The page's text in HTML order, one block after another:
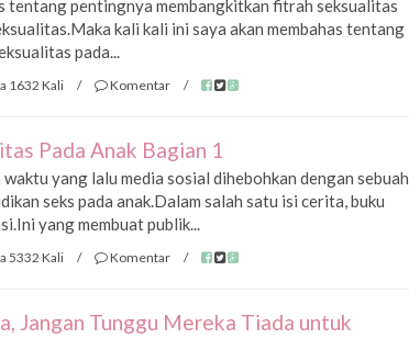
tentang pentingnya membangkitkan fitrah seksualitas
kali kali ini saya akan membahas tentang
pada...
1632 Kali / Komentar /
Pada Anak Bagian 1
yang lalu media sosial dihebohkan dengan sebuah
seks pada anak.Dalam salah satu isi cerita, buku
yang membuat publik...
5332 Kali / Komentar /
Jangan Tunggu Mereka Tiada untuk